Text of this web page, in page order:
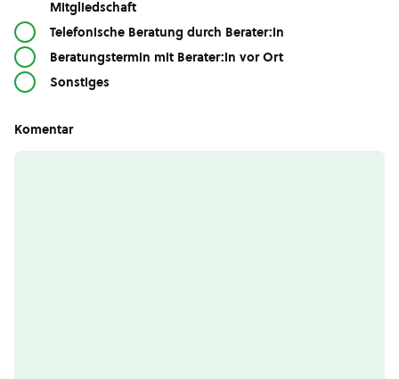
Mitgliedschaft
Telefonische Beratung durch Berater:in
Beratungstermin mit Berater:in vor Ort
Sonstiges
Komentar